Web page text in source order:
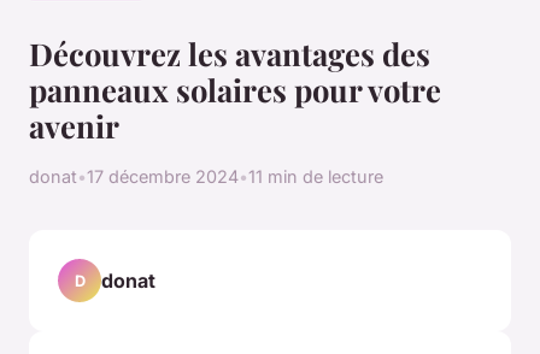
Découvrez les avantages des
panneaux solaires pour votre
avenir
donat•17 décembre 2024•11 min de lecture
D donat